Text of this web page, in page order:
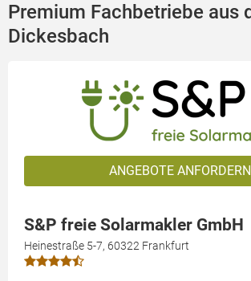
Premium Fachbetriebe aus
Dickesbach
ANGEBOTE ANFORDERN
S&P freie Solarmakler GmbH
Heinestraße 5-7, 60322 Frankfurt